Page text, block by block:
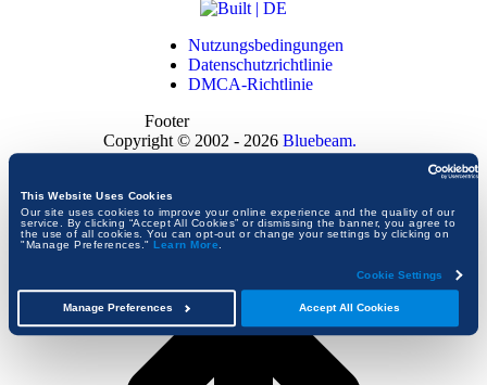
This Website Uses Cookies
Our site uses cookies to improve your online experience and the quality of our
service. By clicking “Accept All Cookies” or dismissing the banner, you agree to
the use of all cookies. You can opt-out or change your settings by clicking on
"Manage Preferences." Learn More
Cookie Settings
Accept All Cookies
Manage Preferences
Copyright © 2002 - 2026 Bluebeam.
Alle Rechte vorbehalten.
Nutzungsbedingungen
Datenschutzrichtlinie
DMCA-Richtlinie
Footer